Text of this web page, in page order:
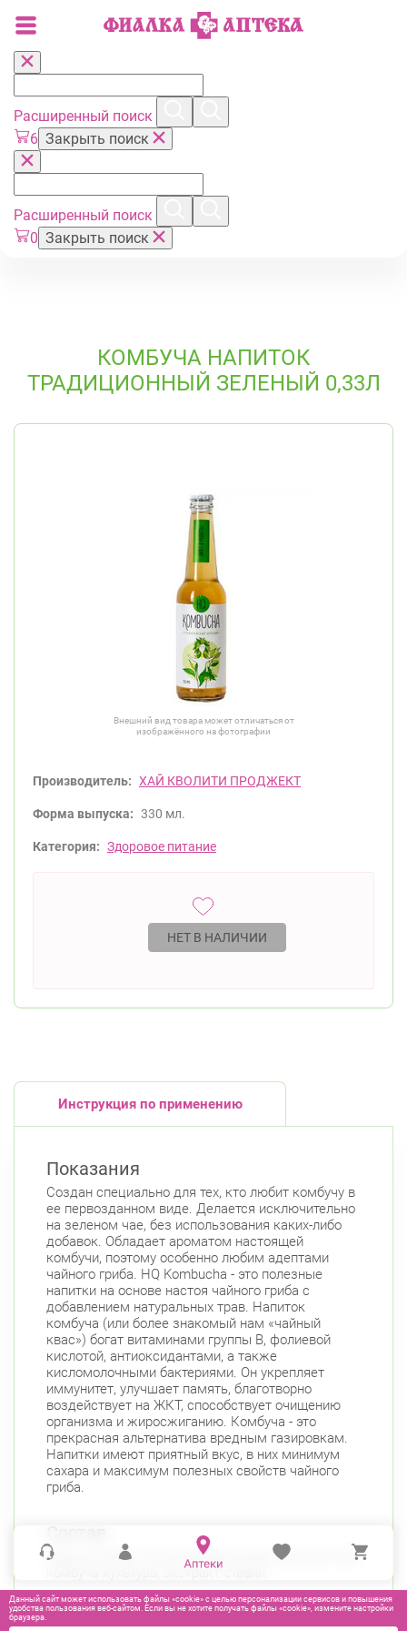
Расширенный поиск
6 Закрыть поиск
Расширенный поиск
0 Закрыть поиск
КОМБУЧА НАПИТОК
ТРАДИЦИОННЫЙ ЗЕЛЕНЫЙ 0,33Л
Внешний вид товара может отличаться от
изображённого на фотографии
Производитель: ХАЙ КВОЛИТИ ПРОДЖЕКТ
Форма выпуска: 330 мл.
Категория: Здоровое питание
НЕТ В НАЛИЧИИ
Инструкция по применению
Показания
Создан специально для тех, кто любит комбучу в
ее первозданном виде. Делается исключительно
на зеленом чае, без использования каких-либо
добавок. Обладает ароматом настоящей
комбучи, поэтому особенно любим адептами
чайного гриба. HQ Kombucha - это полезные
напитки на основе настоя чайного гриба с
добавлением натуральных трав. Напиток
комбуча (или более знакомый нам «чайный
квас») богат витаминами группы B, фолиевой
кислотой, антиоксидантами, а также
кисломолочными бактериями. Он укрепляет
иммунитет, улучшает память, благотворно
воздействует на ЖКТ, способствует очищению
организма и жиросжиганию. Комбуча - это
прекрасная альтернатива вредным газировкам.
Напитки имеют приятный вкус, в них минимум
сахара и максимум полезных свойств чайного
гриба.
Вода питьевая, тростниковый сахар, зеленый чай,
комбуча культура, экстракт стевии.
Данный сайт может использовать файлы «cookie» с целью персонализации сервисов и повышения
удобства пользования веб-сайтом. Если вы не хотите получать файлы «cookie», измените настройки
браузера.